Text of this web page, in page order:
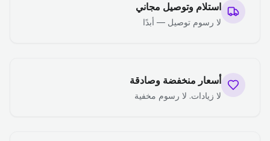
استلام وتوصيل مجاني
لا رسوم توصيل — أبدًا
أسعار منخفضة وصادقة
لا زيادات. لا رسوم مخفية